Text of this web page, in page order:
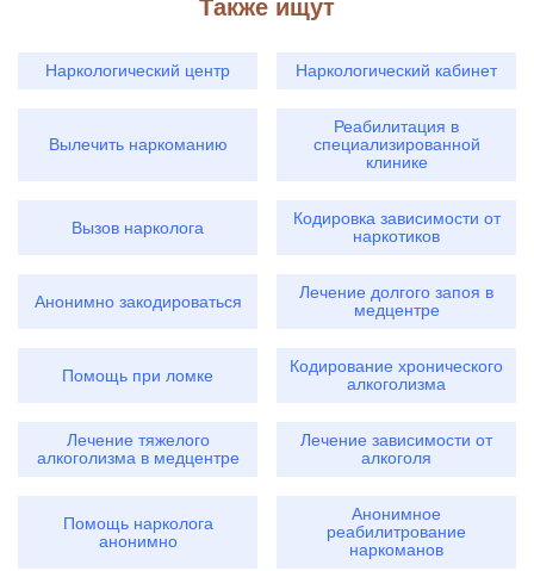
Также ищут
Наркологический центр Наркологический кабинет
Вылечить наркоманию
Реабилитация в
специализированной
клинике
Вызов нарколога
Кодировка зависимости от
наркотиков
Анонимно закодироваться
Лечение долгого запоя в
медцентре
Помощь при ломке
Кодирование хронического
алкоголизма
Лечение тяжелого
алкоголизма в медцентре
Лечение зависимости от
алкоголя
Помощь нарколога
анонимно
Анонимное
реабилитрование
наркоманов